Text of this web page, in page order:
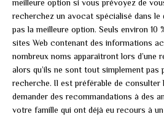
meilleure option si vous prévoyez de
recherchez un avocat spécialisé dans le
pas la meilleure option. Seuls environ 10
sites Web contenant des informations
nombreux noms apparaîtront lors d’une
alors qu’ils ne sont tout simplement pas
recherche. Il est préférable de consulter
demander des recommandations à des
votre famille qui ont déjà eu recours à